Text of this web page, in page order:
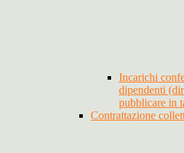
Incarichi
dipendenti
pubblicare in
Contrattazione